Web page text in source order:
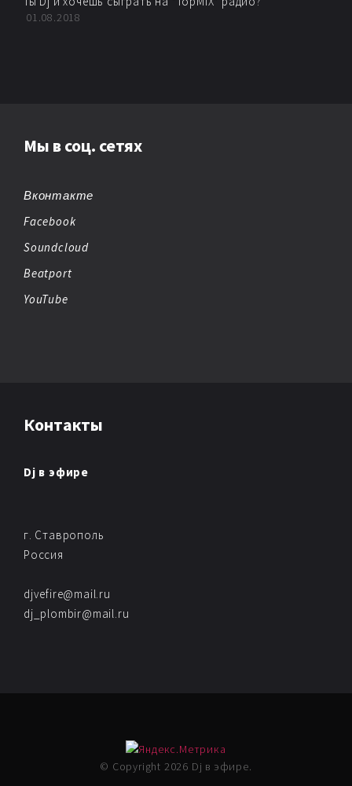
01.08.2018
Мы в соц. сетях
Вконтакте
Facebook
Soundcloud
Beatport
YouTube
Контакты
Dj в эфире
г. Ставрополь
Россия
djvefire@mail.ru
dj_plombir@mail.ru
© Copyright 2026 Dj в эфире.